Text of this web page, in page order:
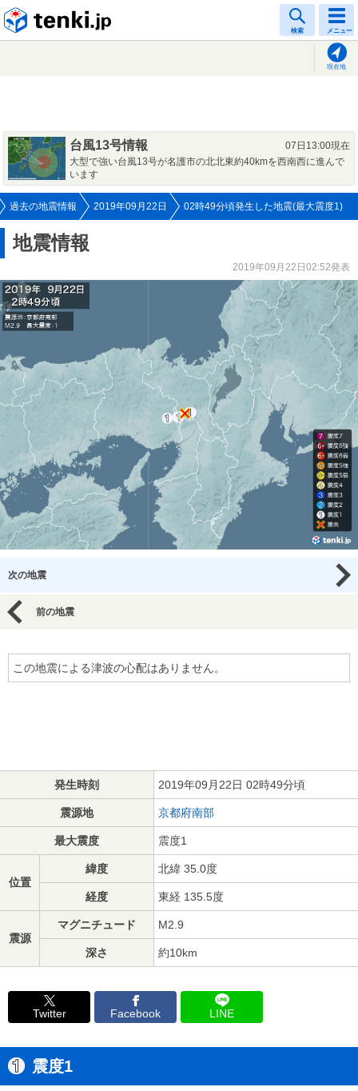
検索 メニュー
現在地
台風13号情報
07日13:00現在
大型で強い台風13号が名護市の北北東約40kmを西南西に進んで
います
過去の地震情報 2019年09月22日 02時49分頃発生した地震(最大震度1)
地震情報
2019年09月22日02:52発表
次の地震
前の地震
この地震による津波の心配はありません。
発生時刻 2019年09月22日 02時49分頃
震源地 京都府南部
最大震度 震度1
位置
緯度 北緯 35.0度
経度 東経 135.5度
震源
マグニチュード M2.9
深さ 約10km
Twitter Facebook LINE
震度1